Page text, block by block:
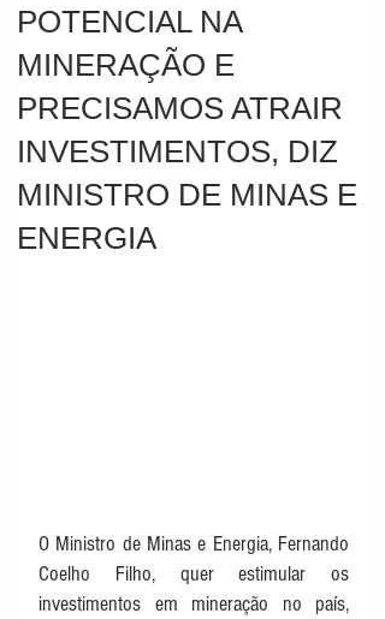
POTENCIAL NA
MINERAÇÃO E
PRECISAMOS ATRAIR
INVESTIMENTOS, DIZ
MINISTRO DE MINAS E
ENERGIA
O Ministro de Minas e Energia, Fernando
Coelho Filho, quer estimular os
investimentos em mineração no país,